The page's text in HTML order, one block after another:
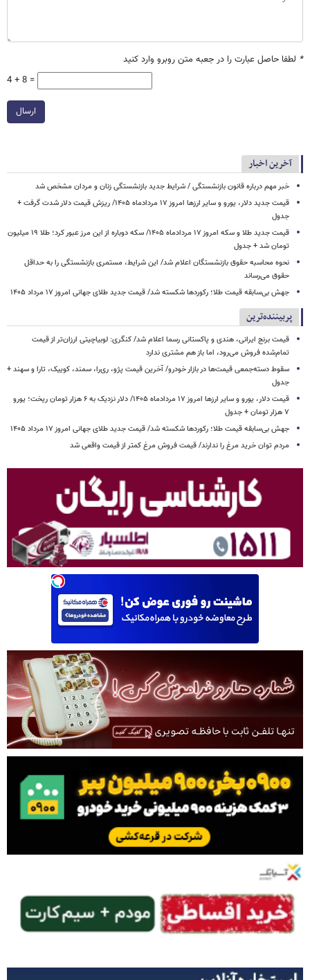
* لطفا حاصل عبارت را در جعبه متن روبرو وارد کنید
4 + 8 =
ارسال
آخرین اخبار
خبر مهم درباره قانون بازنشستگی / شرایط جدید بازنشستگی زنان و مردان مشخص شد
قیمت جدید دلار، یورو و سایر ارزها امروز ۱۷ مردادماه ۱۴۰۵/ ریزش قیمت دلار شدت گرفت +
جدول
قیمت جدید طلا و سکه امروز ۱۷ مردادماه ۱۴۰۵/ سکه دوباره از این مرز عبور کرد؛ طلا ۱۹ میلیون
تومان شد + جدول
نحوه محاسبه حقوق بازنشستگان اعلام شد/ این شرایط، مستمری بازنشستگی را به حداقل
حقوق می‌رساند
جهش بی‌سابقه قیمت طلا؛ رکوردها شکسته شد/ قیمت جدید طلای جهانی امروز ۱۷ مرداد ۱۴۰۵
پربیننده‌ترین
قیمت برنج ایرانی، هندی و پاکستانی رسما اعلام شد/ کنگری: لوبیاچیتی ارزان‌تر از قیمت
تمام‌شده فروش می‌رود، اما باز هم مشتری ندارد
سقوط دسته‌جمعی قیمت‌ها در بازار خودرو/ آخرین قیمت پژو، ری‌را، سمند، کوییک، تارا و سهند +
جدول
قیمت دلار، یورو و سایر ارزها امروز ۱۷ مردادماه ۱۴۰۵/ دلار نزدیک به ۶ هزار تومان ریخت؛ یورو
۷ هزار تومان + جدول
جهش بی‌سابقه قیمت طلا؛ رکوردها شکسته شد/ قیمت جدید طلای جهانی امروز ۱۷ مرداد ۱۴۰۵
مردم توان خرید مرغ را ندارند/ قیمت فروش مرغ کمتر از قیمت واقعی شد